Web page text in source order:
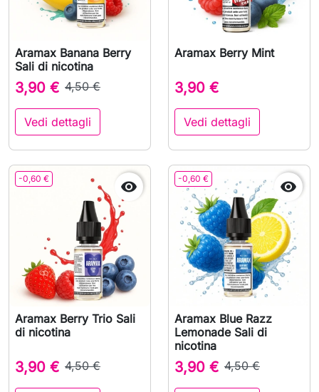
Aramax Banana Berry
Sali di nicotina
3,90 € 4,50 €
Vedi dettagli
Aramax Berry Mint
3,90 €
Vedi dettagli
-0,60 € 
Aramax Berry Trio Sali
di nicotina
3,90 € 4,50 €
-0,60 € 
Aramax Blue Razz
Lemonade Sali di
nicotina
3,90 € 4,50 €